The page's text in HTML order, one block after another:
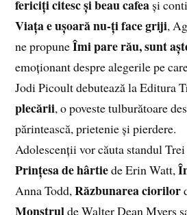
fericiți citesc și beau cafea și
Viața e ușoară nu-ți face griji,
ne propuneÎmi pare rău, sunt
emoționant despre alegerile pe
Jodi Picoult debutează la Editura
plecării, o poveste tulburătoare
părintească, prietenie și pierdere.
Adolescenții vor căuta standul
Prințesa de hârtiede Erin Watt,
Anna Todd,Răzbunarea ciorilor
Monstrulde Walter Dean Myers